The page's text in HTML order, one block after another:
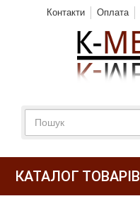
Контакти Оплата
КАТАЛОГ ТОВАРІВ